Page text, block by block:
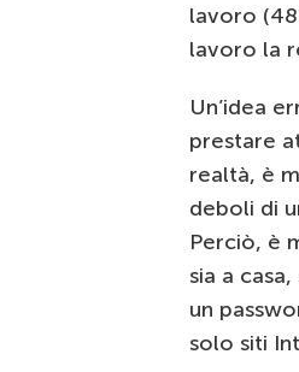
lavoro
lavoro la
Un’idea
prestare
realtà, è
deboli di
Perciò, è
sia a
un
solo siti